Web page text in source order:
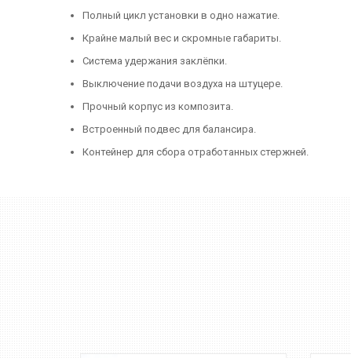
Полный цикл установки в одно нажатие.
Крайне малый вес и скромные габариты.
Система удержания заклёпки.
Выключение подачи воздуха на штуцере.
Прочный корпус из композита.
Встроенный подвес для балансира.
Контейнер для сбора отработанных стержней.